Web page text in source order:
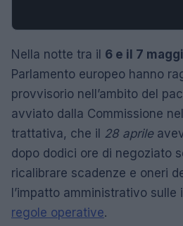
Nella notte tra il 6 e il 7
Parlamento europeo hanno
provvisorio nell’ambito del
avviato dalla Commissione nel
trattativa, che il 28 aprile
dopo dodici ore di negoziato
ricalibrare scadenze e oneri
l’impatto amministrativo sulle
regole operative.